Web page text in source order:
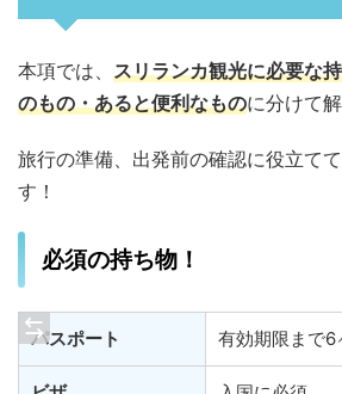
本項では、 スリランカ観光に必要な
のもの・あると便利なものに分けて
旅行の準備、出発前の確認に役立て
す！
必須の持ち物！
パスポート 有効期限まで6